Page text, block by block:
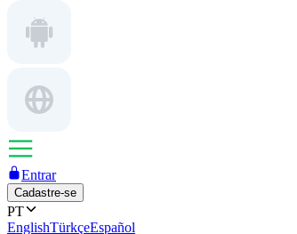
Entrar
Cadastre-se
PT
EnglishTürkçeEspañol